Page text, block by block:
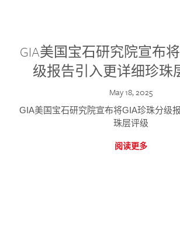
GIA美国宝石研究院宣布
级报告引入更详细珍珠
May 18, 2025
GIA美国宝石研究院宣布将GIA珍珠分级
珠层评级
阅读更多